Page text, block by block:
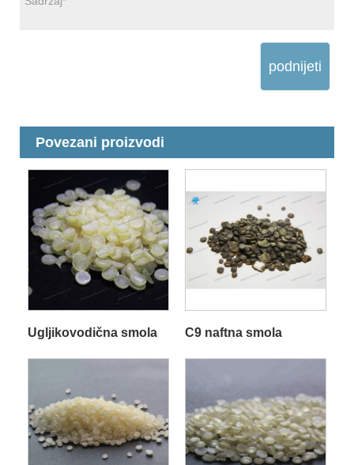
podnijeti
Povezani proizvodi
Ugljikovodična smola C9 naftna smola